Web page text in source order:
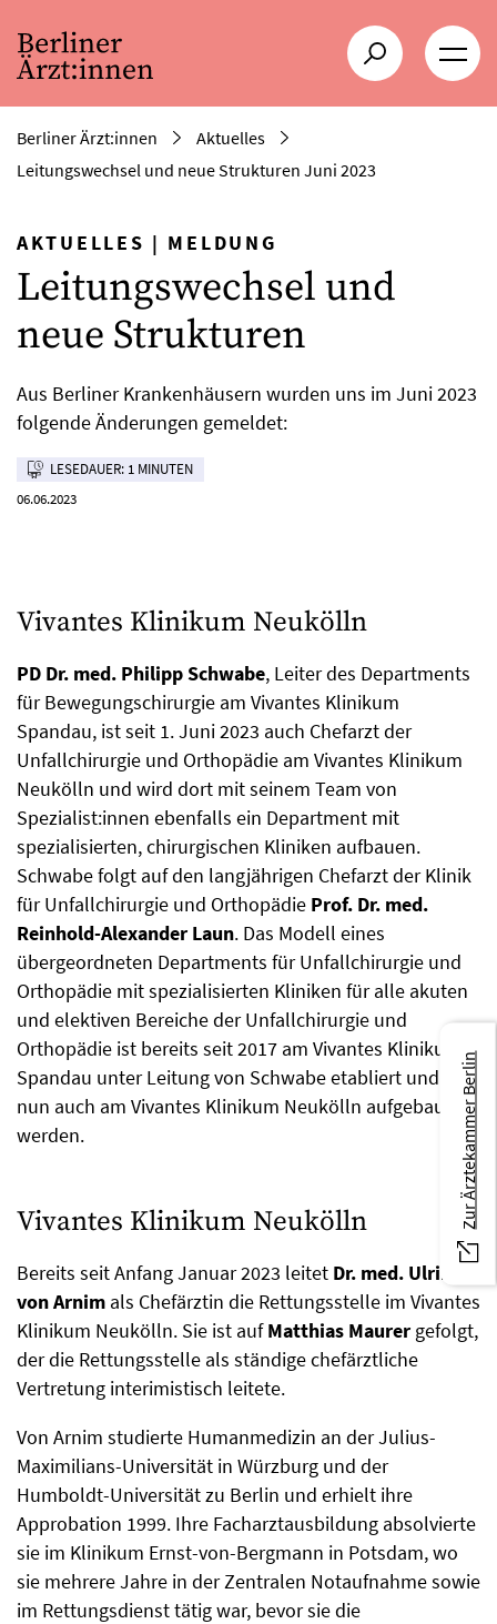
Berliner Ärzt:innen
Aktuelles
Leitungswechsel und neue Strukturen Juni 2023
AKTUELLES | MELDUNG
Leitungswechsel und
neue Strukturen
Aus Berliner Krankenhäusern wurden uns im Juni 2023
folgende Änderungen gemeldet:
LESEDAUER: 1 MINUTEN
06.06.2023
Vivantes Klinikum Neukölln
PD Dr. med. Philipp Schwabe, Leiter des Departments
für Bewegungschirurgie am Vivantes Klinikum
Spandau, ist seit 1. Juni 2023 auch Chefarzt der
Unfallchirurgie und Orthopädie am Vivantes Klinikum
Neukölln und wird dort mit seinem Team von
Spezialist:innen ebenfalls ein Department mit
spezialisierten, chirurgischen Kliniken aufbauen.
Schwabe folgt auf den langjährigen Chefarzt der Klinik
für Unfallchirurgie und Orthopädie Prof. Dr. med.
Reinhold-Alexander Laun. Das Modell eines
übergeordneten Departments für Unfallchirurgie und
Orthopädie mit spezialisierten Kliniken für alle akuten
und elektiven Bereiche der Unfallchirurgie und
Orthopädie ist bereits seit 2017 am Vivantes Klinikum
Spandau unter Leitung von Schwabe etabliert und soll
nun auch am Vivantes Klinikum Neukölln aufgebaut
werden.
Vivantes Klinikum Neukölln
Bereits seit Anfang Januar 2023 leitet Dr. med. Ulrike
von Arnim als Chefärztin die Rettungsstelle im Vivantes
Klinikum Neukölln. Sie ist aufMatthias Maurer gefolgt,
der die Rettungsstelle als ständige chefärztliche
Vertretung interimistisch leitete.
Von Arnim studierte Humanmedizin an der Julius-
Maximilians-Universität in Würzburg und der
Humboldt-Universität zu Berlin und erhielt ihre
Approbation 1999. Ihre Facharztausbildung absolvierte
sie im Klinikum Ernst-von-Bergmann in Potsdam, wo
sie mehrere Jahre in der Zentralen Notaufnahme sowie
im Rettungsdienst tätig war, bevor sie die
Zur Ärztekammer Berlin